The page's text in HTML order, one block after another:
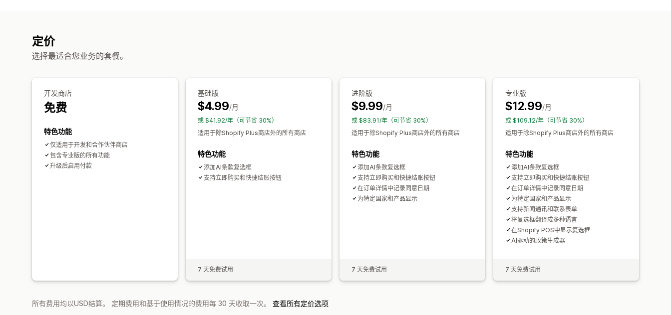
定价
选择最适合您业务的套餐。
开发商店
免费
特色功能
仅适用于开发和合作伙伴商店
包含专业版的所有功能
升级后启用付款
基础版
$4.99/月
或 $41.92/年（可节省 30%）
适用于除Shopify Plus商店外的所有商店
特色功能
添加AI条款复选框
支持立即购买和快捷结账按钮
7 天免费试用
进阶版
$9.99/月
或 $83.91/年（可节省 30%）
适用于除Shopify Plus商店外的所有商店
特色功能
添加AI条款复选框
支持立即购买和快捷结账按钮
在订单详情中记录同意日期
为特定国家和产品显示
7 天免费试用
专业版
$12.99/月
或 $109.12/年（可节省 30%）
适用于除Shopify Plus商店外的所有商店
特色功能
添加AI条款复选框
支持立即购买和快捷结账按钮
在订单详情中记录同意日期
为特定国家和产品显示
支持新闻通讯和联系表单
将复选框翻译成多种语言
在Shopify POS中显示复选框
AI驱动的政策生成器
7 天免费试用
所有费用均以USD结算。 定期费用和基于使用情况的费用每 30 天收取一次。 查看所有定价选项